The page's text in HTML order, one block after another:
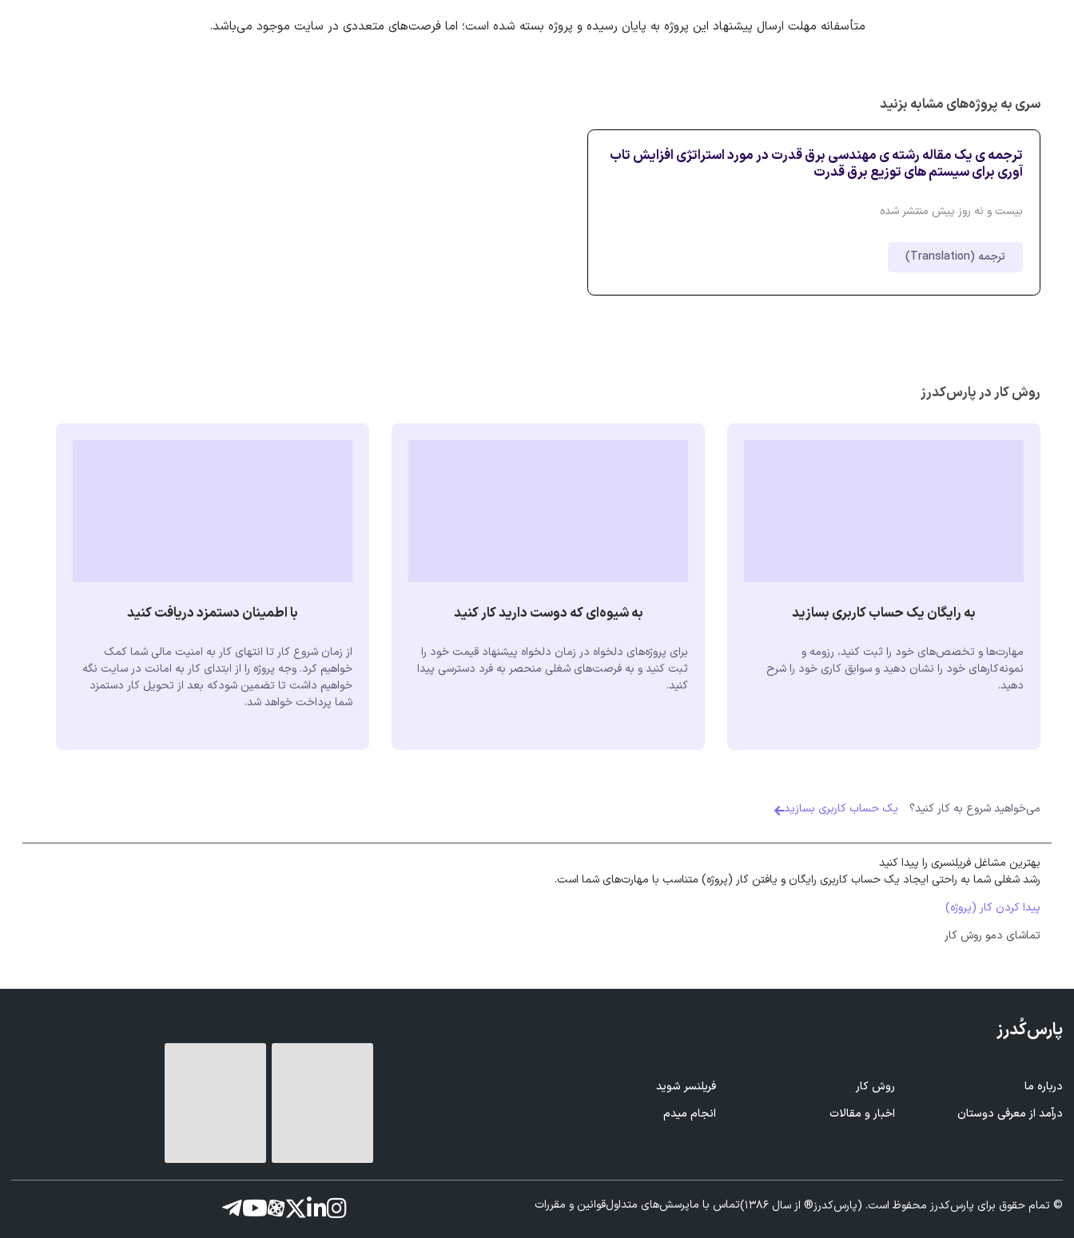
متأسفانه مهلت ارسال پیشنهاد این پروژه به پایان رسیده و پروژه بسته شده است؛ اما فرصت‌های متعددی در سایت موجود می‌باشد.
سری به پروژه‌های مشابه بزنید
ترجمه ی یک مقاله رشته ی مهندسی برق قدرت در مورد استراتژی افزایش تاب
آوری برای سیستم های توزیع برق قدرت
بیست و نه روز پیش منتشر شده
ترجمه (Translation)
روش کار در پارس‌کدرز
به رایگان یک حساب کاربری بسازید
مهارت‌ها و تخصص‌های خود را ثبت کنید، رزومه و
نمونه‌کارهای خود را نشان دهید و سوابق کاری خود را شرح
دهید.
به شیوه‌ای که دوست دارید کار کنید
برای پروژه‌های دلخواه در زمان دلخواه پیشنهاد قیمت خود را
ثبت کنید و به فرصت‌های شغلی منحصر به فرد دسترسی پیدا
کنید.
با اطمینان دستمزد دریافت کنید
از زمان شروع کار تا انتهای کار به امنیت مالی شما کمک
خواهیم کرد. وجه پروژه را از ابتدای کار به امانت در سایت نگه
خواهیم داشت تا تضمین شودکه بعد از تحویل کار دستمزد
شما پرداخت خواهد شد.
می‌خواهید شروع به کار کنید؟ یک حساب کاربری بسازید
بهترین مشاغل فریلنسری را پیدا کنید
رشد شغلی شما به راحتی ایجاد یک حساب کاربری رایگان و یافتن کار (پروژه) متناسب با مهارت‌های شما است.
پیدا کردن کار (پروژه)
تماشای دمو روش کار
پارس‌کُدرز
درباره ما روش کار
فریلنسر شوید
درآمد از معرفی دوستان اخبار و مقالات انجام میدم
© تمام حقوق برای پارس‌کدرز محفوظ است. (پارس‌کدرز® از سال 1386) تماس با ماپرسش‌های متداولقوانین و مقررات